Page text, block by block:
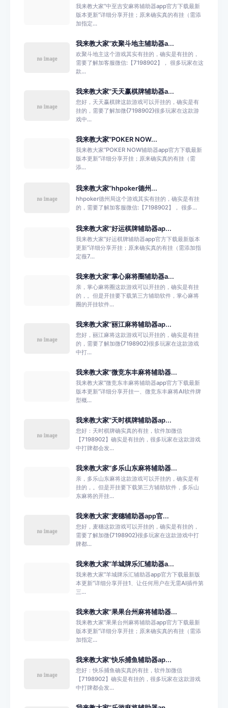
我来教大家“中至吉安麻将辅助器app官方下载最新
版本更新”详细分享开挂；原来确实真的有挂（需添
加指定...
我来教大家“欢聚斗地主辅助器a...
欢聚斗地主这个游戏其实有挂的，确实是有挂的，
需要了解加客服微信:【7198902】， 很多玩家在这
款...
我来教大家“天天赢棋牌辅助器a...
您好，天天赢棋牌这款游戏可以开挂的，确实是有
挂的，需要了解加微{7198902}很多玩家在这款游
戏中...
我来教大家“POKER NOW...
我来教大家“POKER NOW辅助器app官方下载最新
版本更新”详细分享开挂；原来确实真的有挂（需
添...
我来教大家“hhpoker德州...
hhpoker德州局这个游戏其实有挂的，确实是有挂
的，需要了解加客服微信:【7198902】， 很多...
我来教大家“好运棋牌辅助器ap...
我来教大家“好运棋牌辅助器app官方下载最新版本
更新”详细分享开挂；原来确实真的有挂（需添加指
定薇7...
我来教大家“掌心麻将圈辅助器a...
亲，掌心麻将圈这款游戏可以开挂的，确实是有挂
的，。但是开挂要下载第三方辅助软件，掌心麻将
圈的开挂软件...
我来教大家“丽江麻将辅助器ap...
您好，丽江麻将这款游戏可以开挂的，确实是有挂
的，需要了解加微{7198902}很多玩家在这款游戏
中打...
我来教大家“微竞东丰麻将辅助器...
我来教大家“微竞东丰麻将辅助器app官方下载最新
版本更新”详细分享开挂一、微竞东丰麻将AI软件牌
型概...
我来教大家“天时棋牌辅助器ap...
您好：天时棋牌确实真的有挂，软件加微信
【7198902】确实是有挂的，很多玩家在这款游戏
中打牌都会发...
我来教大家“多乐山东麻将辅助器...
亲，多乐山东麻将这款游戏可以开挂的，确实是有
挂的，。但是开挂要下载第三方辅助软件，多乐山
东麻将的开挂...
我来教大家“麦穗辅助器app官...
您好，麦穗这款游戏可以开挂的，确实是有挂的，
需要了解加微{7198902}很多玩家在这款游戏中打
牌都...
我来教大家“羊城牌乐汇辅助器a...
我来教大家“羊城牌乐汇辅助器app官方下载最新版
本更新”详细分享开挂1、让任何用户在无需AI插件第
三...
我来教大家“果果台州麻将辅助器...
我来教大家“果果台州麻将辅助器app官方下载最新
版本更新”详细分享开挂；原来确实真的有挂（需添
加指定...
我来教大家“快乐捕鱼辅助器ap...
您好：快乐捕鱼确实真的有挂，软件加微信
【7198902】确实是有挂的，很多玩家在这款游戏
中打牌都会发...